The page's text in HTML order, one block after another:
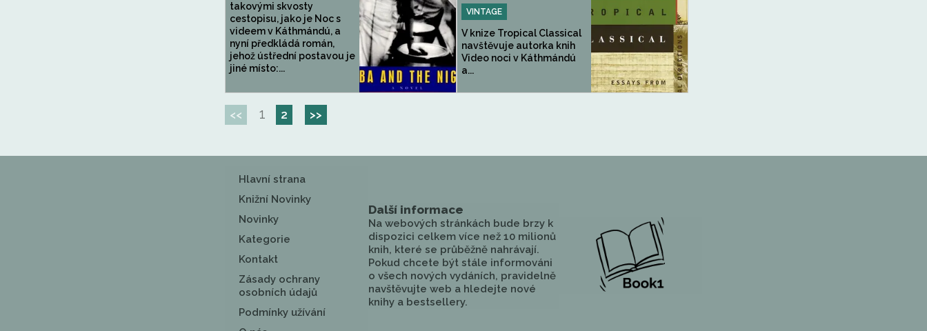
takovými skvosty
cestopisu, jako je Noc s
videem v Káthmándú, a
nyní předkládá román,
jehož ústřední postavou je
jiné místo:...
VINTAGE
V knize Tropical Classical
navštěvuje autorka knih
Video noci v Káthmándú
a...
<< 1 2 >>
Hlavní strana
Knižní Novinky
Novinky
Kategorie
Kontakt
Zásady ochrany
osobních údajů
Podmínky užívání
Další informace
Na webových stránkách bude brzy k
dispozici celkem více než 10 milionů
knih, které se průběžně nahrávají.
Pokud chcete být stále informováni
o všech nových vydáních, pravidelně
navštěvujte web a hledejte nové
knihy a bestsellery.